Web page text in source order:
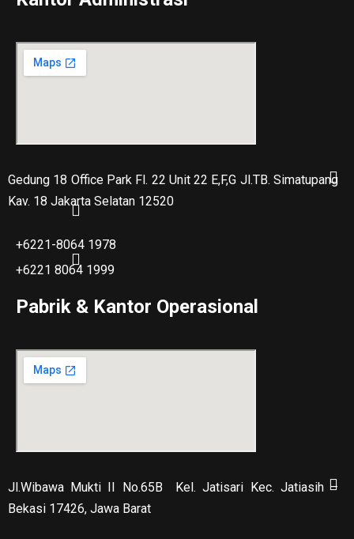
Gedung 18 Office Park Fl. 22 Unit 22 E,F,G Jl.TB. Simatupang
Kav. 18 Jakarta Selatan 12520
+6221-8064 1978
+6221 8064 1999
Pabrik & Kantor Operasional
Jl.Wibawa Mukti II No.65B
Kel. Jatisari Kec. Jatiasih –
Bekasi 17426, Jawa Barat